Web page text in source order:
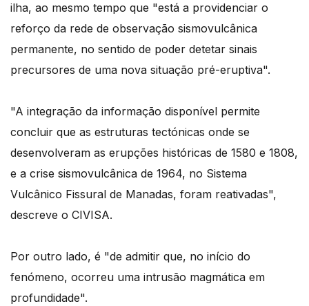
ilha, ao mesmo tempo que "está a providenciar o
reforço da rede de observação sismovulcânica
permanente, no sentido de poder detetar sinais
precursores de uma nova situação pré-eruptiva".
"A integração da informação disponível permite
concluir que as estruturas tectónicas onde se
desenvolveram as erupções históricas de 1580 e 1808,
e a crise sismovulcânica de 1964, no Sistema
Vulcânico Fissural de Manadas, foram reativadas",
descreve o CIVISA.
Por outro lado, é "de admitir que, no início do
fenómeno, ocorreu uma intrusão magmática em
profundidade".